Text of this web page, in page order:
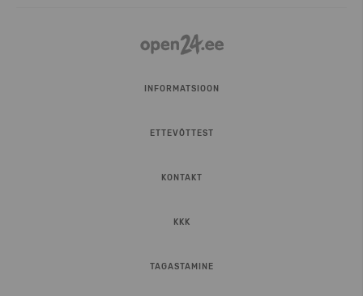
INFORMATSIOON
ETTEVÕTTEST
KONTAKT
KKK
TAGASTAMINE